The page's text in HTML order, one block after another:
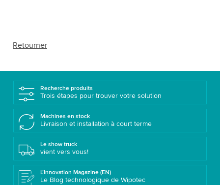
Retourner
Recherche produits
Trois étapes pour trouver votre solution
Machines en stock
Livraison et installation à court terme
Le show truck
vient vers vous!
L’Innovation Magazine (EN)
Le Blog technologique de Wipotec